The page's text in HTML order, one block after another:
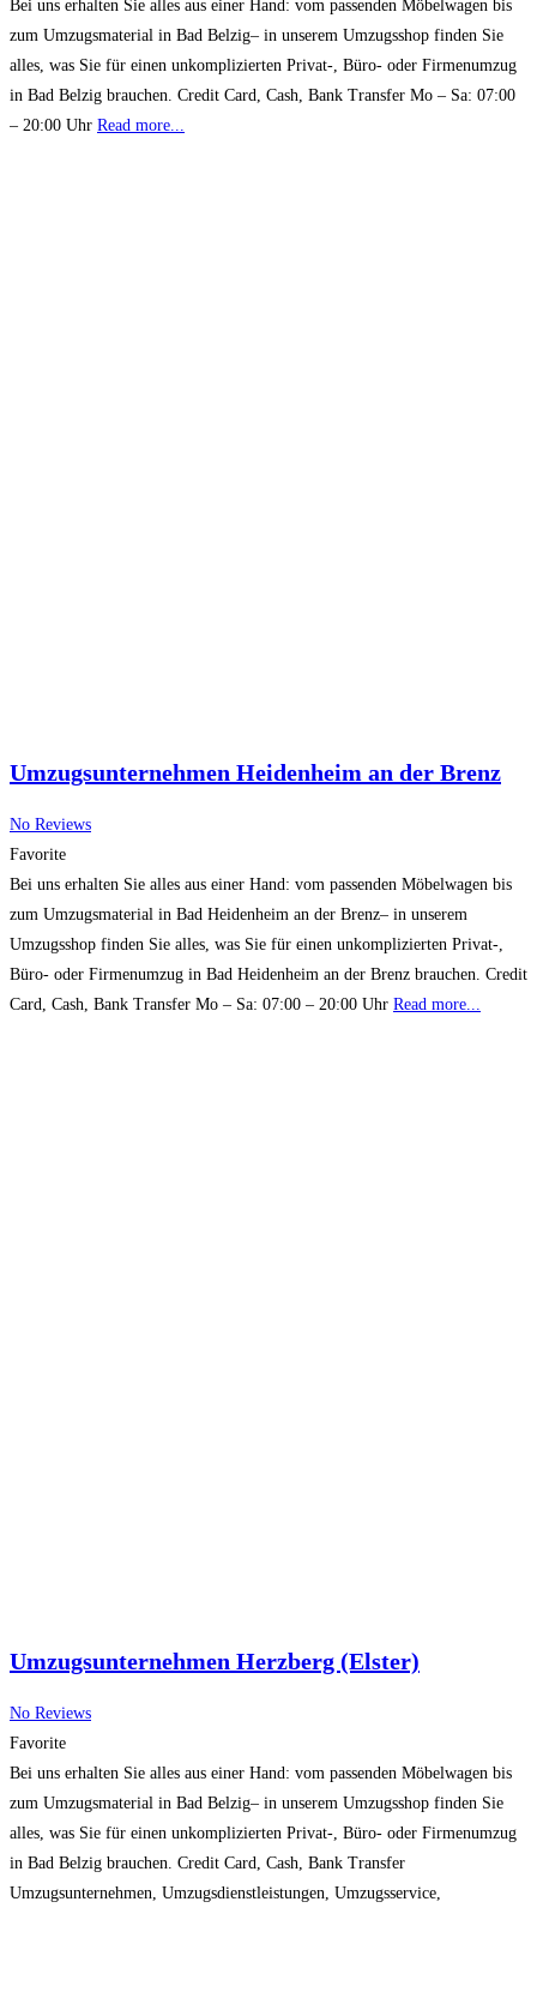
Bei uns erhalten Sie alles aus einer Hand: vom passenden Möbelwagen bis
zum Umzugsmaterial in Bad Belzig– in unserem Umzugsshop finden Sie
alles, was Sie für einen unkomplizierten Privat-, Büro- oder Firmenumzug
in Bad Belzig brauchen. Credit Card, Cash, Bank Transfer Mo – Sa: 07:00
– 20:00 Uhr Read more...
Umzugsunternehmen Heidenheim an der Brenz
No Reviews
Favorite
Bei uns erhalten Sie alles aus einer Hand: vom passenden Möbelwagen bis
zum Umzugsmaterial in Bad Heidenheim an der Brenz– in unserem
Umzugsshop finden Sie alles, was Sie für einen unkomplizierten Privat-,
Büro- oder Firmenumzug in Bad Heidenheim an der Brenz brauchen. Credit
Card, Cash, Bank Transfer Mo – Sa: 07:00 – 20:00 Uhr Read more...
Umzugsunternehmen Herzberg (Elster)
No Reviews
Favorite
Bei uns erhalten Sie alles aus einer Hand: vom passenden Möbelwagen bis
zum Umzugsmaterial in Bad Belzig– in unserem Umzugsshop finden Sie
alles, was Sie für einen unkomplizierten Privat-, Büro- oder Firmenumzug
in Bad Belzig brauchen. Credit Card, Cash, Bank Transfer
Umzugsunternehmen, Umzugsdienstleistungen, Umzugsservice,